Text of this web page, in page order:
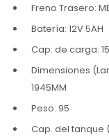
Freno Trasero:
Batería: 12V 5AH
Cap. de carga:
Dimensiones
1945MM
Peso: 95
Cap. del tanque